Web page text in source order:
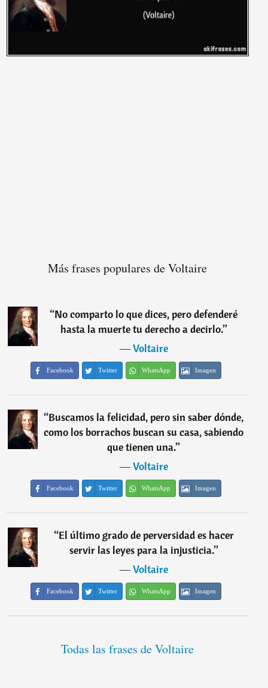
Más frases populares de Voltaire
“No comparto lo que dices, pero defenderé
hasta la muerte tu derecho a decirlo.”
―Voltaire
Facebook Twitter WhatsApp Imagen
“Buscamos la felicidad, pero sin saber dónde,
como los borrachos buscan su casa, sabiendo
que tienen una.”
―Voltaire
Facebook Twitter WhatsApp Imagen
“El último grado de perversidad es hacer
servir las leyes para la injusticia.”
―Voltaire
Facebook Twitter WhatsApp Imagen
Todas las frases de Voltaire